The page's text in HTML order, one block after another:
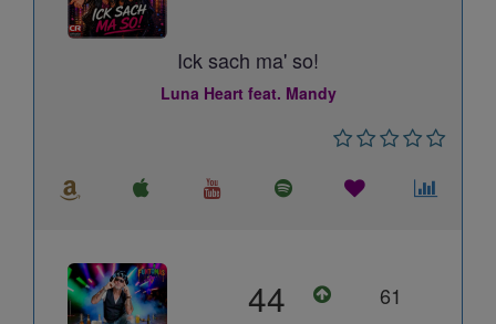
Ick sach ma' so!
Luna Heart feat. Mandy
44 61